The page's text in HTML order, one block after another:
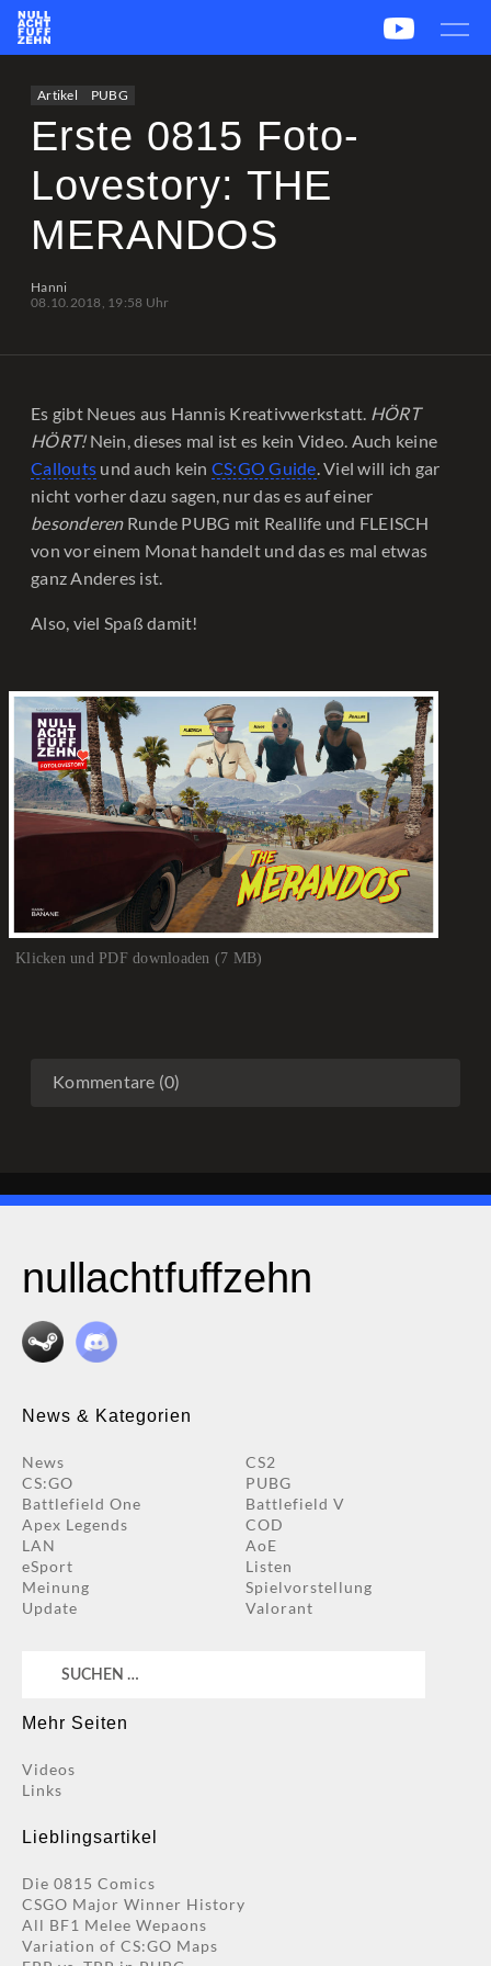
Artikel PUBG
Erste 0815 Foto-
Lovestory: THE
MERANDOS
Hanni
08.10.2018, 19:58 Uhr
Es gibt Neues aus Hannis Kreativwerkstatt. HÖRT
HÖRT! Nein, dieses mal ist es kein Video. Auch keine
Callouts und auch kein CS:GO Guide. Viel will ich gar
nicht vorher dazu sagen, nur das es auf einer
besonderenRunde PUBG mit Reallife und FLEISCH
von vor einem Monat handelt und das es mal etwas
ganz Anderes ist.
Also, viel Spaß damit!
Klicken und PDF downloaden (7 MB)
Kommentare (0)
nullachtfuffzehn
News & Kategorien
News
CS2
CS:GO
PUBG
Battlefield One
Battlefield V
Apex Legends
COD
LAN
AoE
eSport
Listen
Meinung
Spielvorstellung
Update
Valorant
Suchen
Mehr Seiten
Videos
Links
Lieblingsartikel
Die 0815 Comics
CSGO Major Winner History
All BF1 Melee Wepaons
Variation of CS:GO Maps